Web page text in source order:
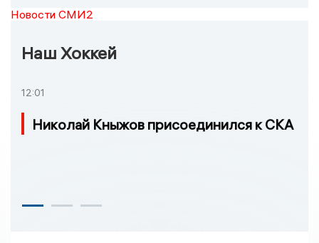
Новости СМИ2
Наш Хоккей
12:01
Николай Кныжов присоединился к СКА